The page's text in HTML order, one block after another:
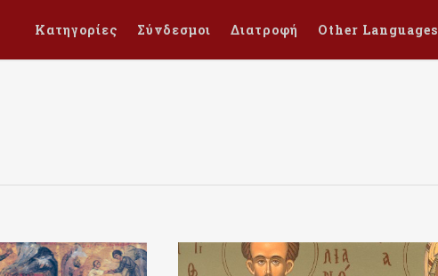
Κατηγορίες Σύνδεσμοι Διατροφή Other Languages